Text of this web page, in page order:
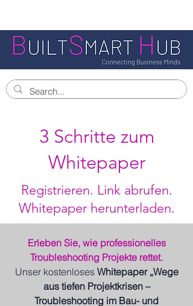
3 Schritte zum
Whitepaper
Registrieren. Link abrufen.
Whitepaper herunterladen.
Erleben Sie, wie professionelles
Troubleshooting Projekte rettet.
Unser kostenloses Whitepaper „Wege
aus tiefen Projektkrisen –
Troubleshooting im Bau- und